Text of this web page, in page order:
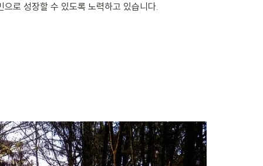
로 성장할 수 있도록 노력하고 있습니다.